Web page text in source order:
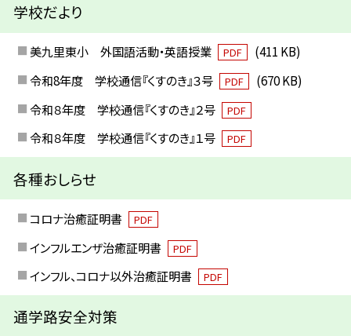
学校だより
美九里東小 外国語活動・英語授業 PDF
(411 KB)
令和8年度 学校通信『くすのき』３号
PDF
(670 KB)
令和８年度 学校通信『くすのき』２号
PDF
令和８年度 学校通信『くすのき』１号 PDF
各種おしらせ
コロナ治癒証明書 PDF
インフルエンザ治癒証明書 PDF
インフル、コロナ以外治癒証明書 PDF
通学路安全対策